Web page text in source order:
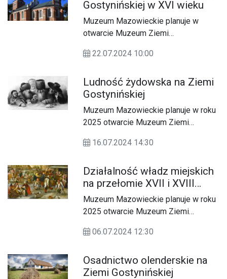
króla Stanisława Augusta
Poniatowskiego.
Gostynińskiej w XVI wieku
Muzeum Mazowieckie planuje w
otwarcie Muzeum Ziemi
przy ulicy Floriańskiej 23. Nowe
eksponaty związane z historią Ziemi
Gostynińskiej. Z tej okazji chcemy
poznać nieco bliżej historię Gostynina
i okolic. Co tydzień będziemy
dotyczącą tego miasta. Autorem
Miłej lektury!
22.07.2024 10:00
Ludność żydowska na Ziemi
Gostynińskiej
Muzeum Mazowieckie planuje w roku
2025 otwarcie Muzeum Ziemi
przy ulicy Floriańskiej 23. Nowe
eksponaty związane z historią Ziemi
Gostynińskiej. Z tej okazji chcemy
poznać nieco bliżej historię Gostynina
i okolic. Co tydzień będziemy
dotyczącą tego miasta. Autorem
Miłej lektury!
16.07.2024 14:30
Działalność władz miejskich
na przełomie XVII i XVIII
wieku
Muzeum Mazowieckie planuje w roku
2025 otwarcie Muzeum Ziemi
przy ulicy Floriańskiej 23. Nowe
eksponaty związane z historią Ziemi
Gostynińskiej.
06.07.2024 12:30
Osadnictwo olenderskie na
Ziemi Gostynińskiej